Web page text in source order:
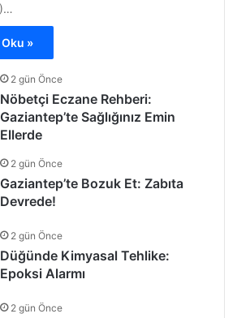
Oku »
2 gün Önce
Nöbetçi Eczane Rehberi:
Gaziantep’te Sağlığınız Emin
Ellerde
2 gün Önce
Gaziantep’te Bozuk Et: Zabıta
Devrede!
2 gün Önce
Düğünde Kimyasal Tehlike:
Epoksi Alarmı
2 gün Önce